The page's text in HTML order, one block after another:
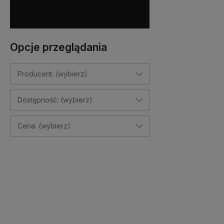
Opcje przeglądania
Producent: (wybierz)
Dostępność: (wybierz)
Cena: (wybierz)